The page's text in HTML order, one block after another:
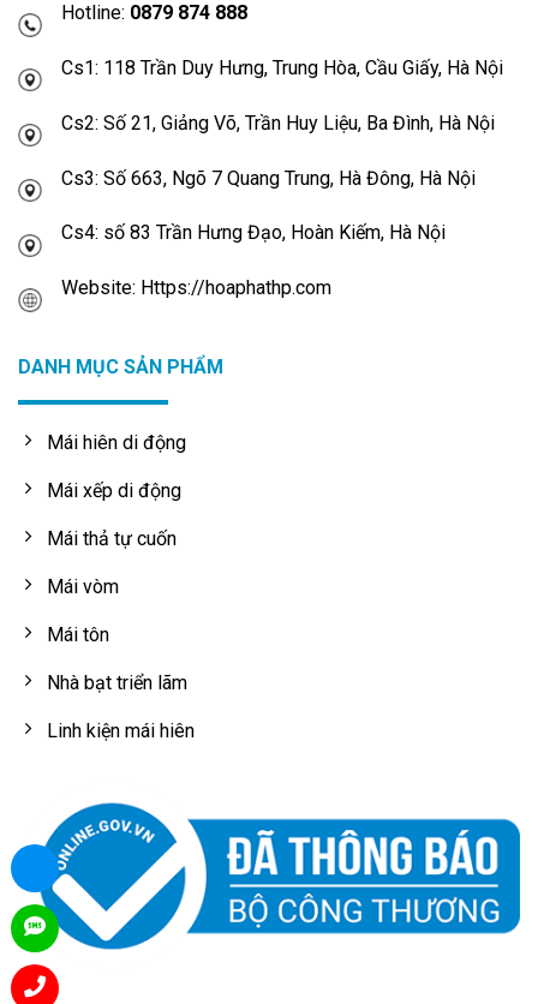
Hotline: 0879 874 888
Cs1: 118 Trần Duy Hưng, Trung Hòa, Cầu Giấy, Hà Nội
Cs2: Số 21, Giảng Võ, Trần Huy Liệu, Ba Đình, Hà Nội
Cs3: Số 663, Ngõ 7 Quang Trung, Hà Đông, Hà Nội
Cs4: số 83 Trần Hưng Đạo, Hoàn Kiếm, Hà Nội
Website: Https://hoaphathp.com
DANH MỤC SẢN PHẨM
Mái hiên di động
Mái xếp di động
Mái thả tự cuốn
Mái vòm
Mái tôn
Nhà bạt triển lãm
Linh kiện mái hiên